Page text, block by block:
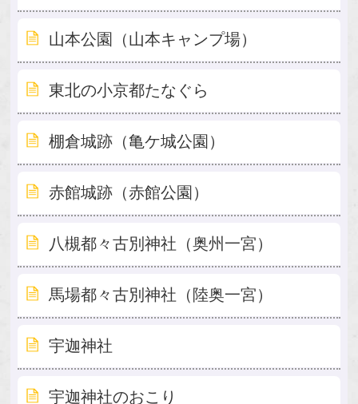
山本公園（山本キャンプ場）
東北の小京都たなぐら
棚倉城跡（亀ケ城公園）
赤館城跡（赤館公園）
八槻都々古別神社（奥州一宮）
馬場都々古別神社（陸奥一宮）
宇迦神社
宇迦神社のおこり